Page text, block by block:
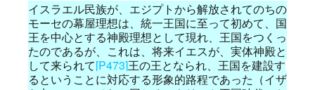
イスラエル民族が、エジプトから解放されてのちの
モーセの幕屋理想は、統一王国に至って初めて、国
王を中心とする神殿理想として現れ、王国をつくっ
たのであるが、これは、将来イエスが、実体神殿と
して来られて[P473]王の王となられ、王国を建設す
るということに対応する形象的路程であった（イザ